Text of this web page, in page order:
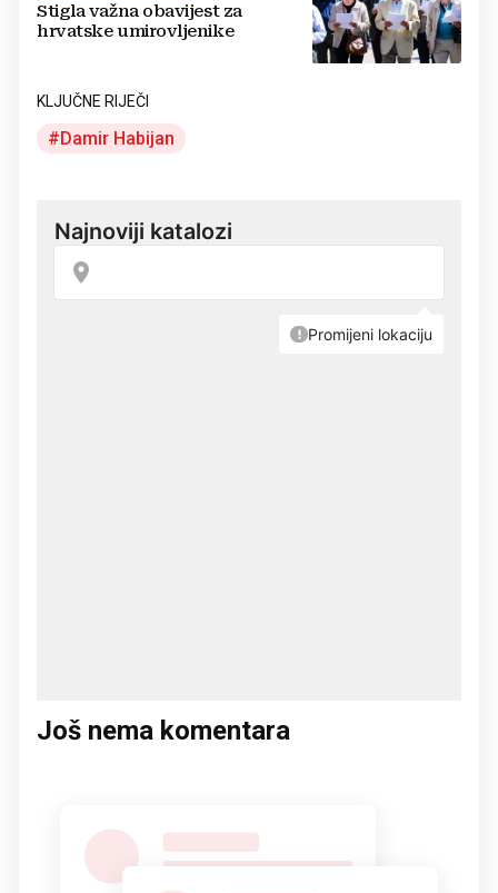
Stigla važna obavijest za
hrvatske umirovljenike
KLJUČNE RIJEČI
Damir Habijan
Još nema komentara